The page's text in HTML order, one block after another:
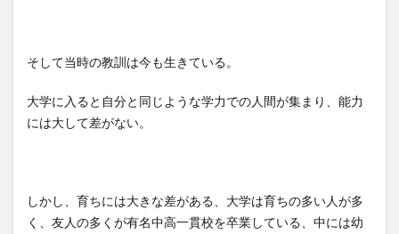
そして当時の教訓は今も生きている。
大学に入ると自分と同じような学力での人間が集まり、能力
には大して差がない。
しかし、育ちには大きな差がある、大学は育ちの多い人が多
く、友人の多くが有名中高一貫校を卒業している、中には幼